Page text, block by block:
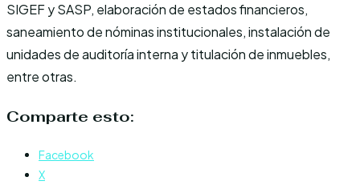
SIGEF y SASP, elaboración de estados financieros,
saneamiento de nóminas institucionales, instalación de
unidades de auditoría interna y titulación de inmuebles,
entre otras.
Comparte esto:
Facebook
X